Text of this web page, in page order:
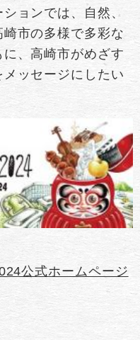
ョンでは、自然、
市の多様で多彩な
、高崎市がめざす
ッセージにしたい
公式ホームページ